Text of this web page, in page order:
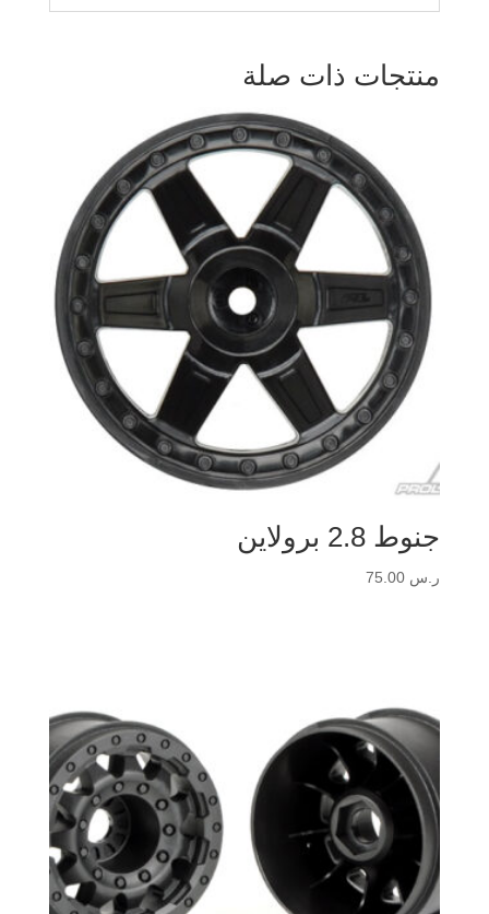
منتجات ذات صلة
جنوط 2.8 برولاين
ر.س